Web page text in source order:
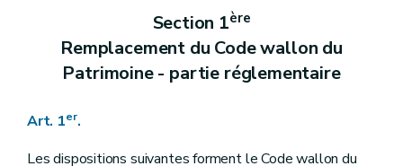
Section 1ère
Remplacement du Code wallon du
Patrimoine - partie réglementaire
Art. 1er.
Les dispositions suivantes forment le Code wallon du